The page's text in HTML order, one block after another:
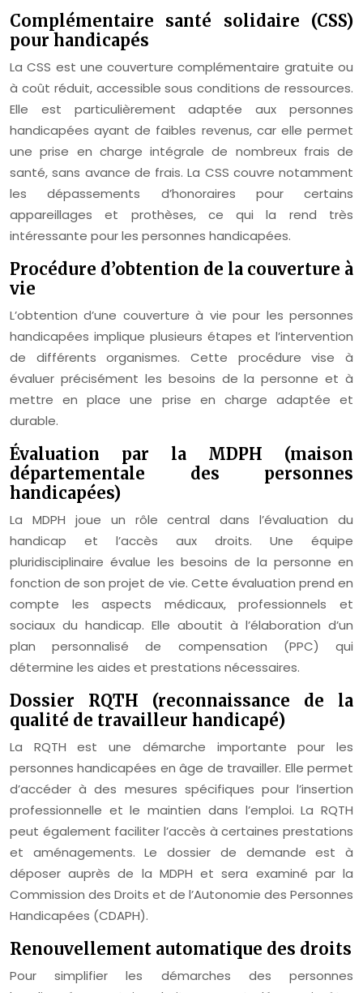
Complémentaire santé solidaire (CSS)
pour handicapés
La CSS est une couverture complémentaire gratuite ou
à coût réduit, accessible sous conditions de ressources.
Elle est particulièrement adaptée aux personnes
handicapées ayant de faibles revenus, car elle permet
une prise en charge intégrale de nombreux frais de
santé, sans avance de frais. La CSS couvre notamment
les dépassements d’honoraires pour certains
appareillages et prothèses, ce qui la rend très
intéressante pour les personnes handicapées.
Procédure d’obtention de la couverture à
vie
L’obtention d’une couverture à vie pour les personnes
handicapées implique plusieurs étapes et l’intervention
de différents organismes. Cette procédure vise à
évaluer précisément les besoins de la personne et à
mettre en place une prise en charge adaptée et
durable.
Évaluation par la MDPH (maison
départementale des personnes
handicapées)
La MDPH joue un rôle central dans l’évaluation du
handicap et l’accès aux droits. Une équipe
pluridisciplinaire évalue les besoins de la personne en
fonction de son projet de vie. Cette évaluation prend en
compte les aspects médicaux, professionnels et
sociaux du handicap. Elle aboutit à l’élaboration d’un
plan personnalisé de compensation (PPC) qui
détermine les aides et prestations nécessaires.
Dossier RQTH (reconnaissance de la
qualité de travailleur handicapé)
La RQTH est une démarche importante pour les
personnes handicapées en âge de travailler. Elle permet
d’accéder à des mesures spécifiques pour l’insertion
professionnelle et le maintien dans l’emploi. La RQTH
peut également faciliter l’accès à certaines prestations
et aménagements. Le dossier de demande est à
déposer auprès de la MDPH et sera examiné par la
Commission des Droits et de l’Autonomie des Personnes
Handicapées (CDAPH).
Renouvellement automatique des droits
Pour simplifier les démarches des personnes